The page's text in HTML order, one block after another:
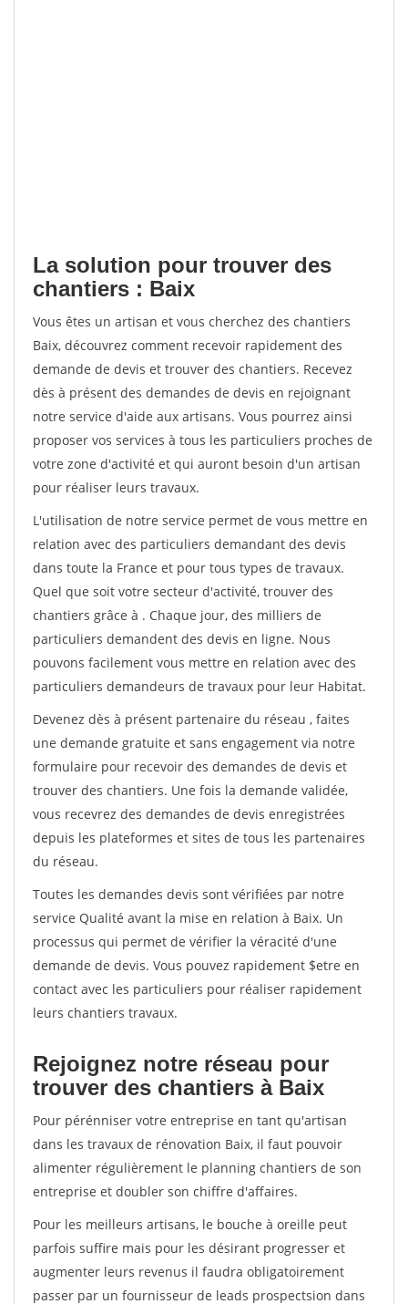
La solution pour trouver des
chantiers : Baix
Vous êtes un artisan et vous cherchez des chantiers
Baix, découvrez comment recevoir rapidement des
demande de devis et trouver des chantiers. Recevez
dès à présent des demandes de devis en rejoignant
notre service d'aide aux artisans. Vous pourrez ainsi
proposer vos services à tous les particuliers proches de
votre zone d'activité et qui auront besoin d'un artisan
pour réaliser leurs travaux.
L'utilisation de notre service permet de vous mettre en
relation avec des particuliers demandant des devis
dans toute la France et pour tous types de travaux.
Quel que soit votre secteur d'activité, trouver des
chantiers grâce à . Chaque jour, des milliers de
particuliers demandent des devis en ligne. Nous
pouvons facilement vous mettre en relation avec des
particuliers demandeurs de travaux pour leur Habitat.
Devenez dès à présent partenaire du réseau , faites
une demande gratuite et sans engagement via notre
formulaire pour recevoir des demandes de devis et
trouver des chantiers. Une fois la demande validée,
vous recevrez des demandes de devis enregistrées
depuis les plateformes et sites de tous les partenaires
du réseau.
Toutes les demandes devis sont vérifiées par notre
service Qualité avant la mise en relation à Baix. Un
processus qui permet de vérifier la véracité d'une
demande de devis. Vous pouvez rapidement $etre en
contact avec les particuliers pour réaliser rapidement
leurs chantiers travaux.
Rejoignez notre réseau pour
trouver des chantiers à Baix
Pour pérénniser votre entreprise en tant qu'artisan
dans les travaux de rénovation Baix, il faut pouvoir
alimenter régulièrement le planning chantiers de son
entreprise et doubler son chiffre d'affaires.
Pour les meilleurs artisans, le bouche à oreille peut
parfois suffire mais pour les désirant progresser et
augmenter leurs revenus il faudra obligatoirement
passer par un fournisseur de leads prospectsion dans